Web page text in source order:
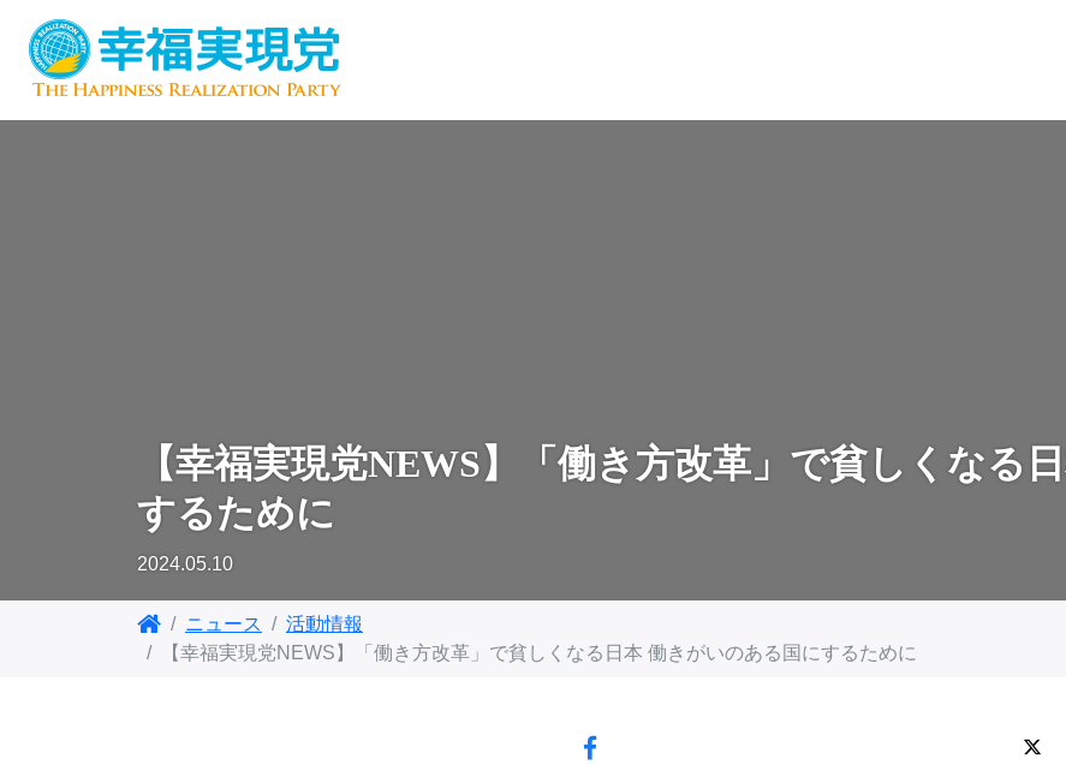
【幸福実現党NEWS】「働き方改革」で貧しくなる
するために
2024.05.10
ニュース
活動情報
【幸福実現党NEWS】「働き方改革」で貧しくなる日本 働きがいのある国にするために